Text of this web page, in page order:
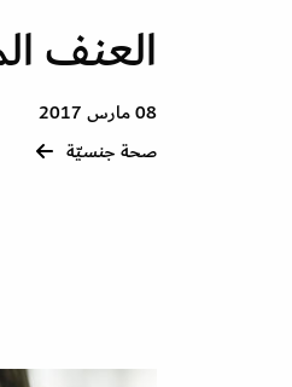
العنف
08 مارس 2017
صحة جنسيّة